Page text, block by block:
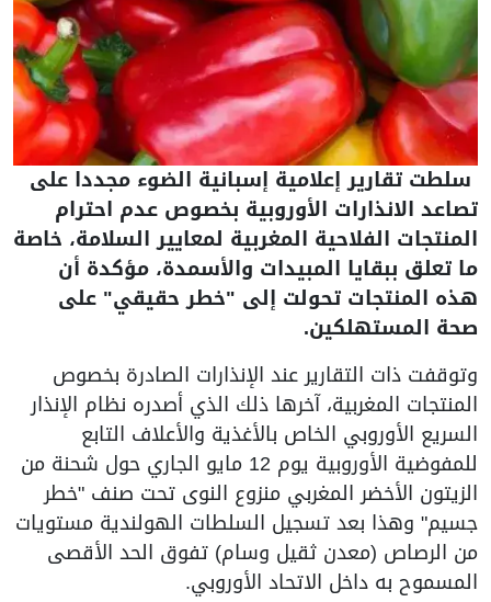
سلطت تقارير إعلامية إسبانية الضوء مجددا على
تصاعد الانذارات الأوروبية بخصوص عدم احترام
المنتجات الفلاحية المغربية لمعايير السلامة، خاصة
ما تعلق ببقايا المبيدات والأسمدة، مؤكدة أن
هذه المنتجات تحولت إلى "خطر حقيقي" على
صحة المستهلكين.
وتوقفت ذات التقارير عند الإنذارات الصادرة بخصوص
المنتجات المغربية، آخرها ذلك الذي أصدره نظام الإنذار
السريع الأوروبي الخاص بالأغذية والأعلاف التابع
للمفوضية الأوروبية يوم 12 مايو الجاري حول شحنة من
الزيتون الأخضر المغربي منزوع النوى تحت صنف "خطر
جسيم" وهذا بعد تسجيل السلطات الهولندية مستويات
من الرصاص (معدن ثقيل وسام) تفوق الحد الأقصى
المسموح به داخل الاتحاد الأوروبي.